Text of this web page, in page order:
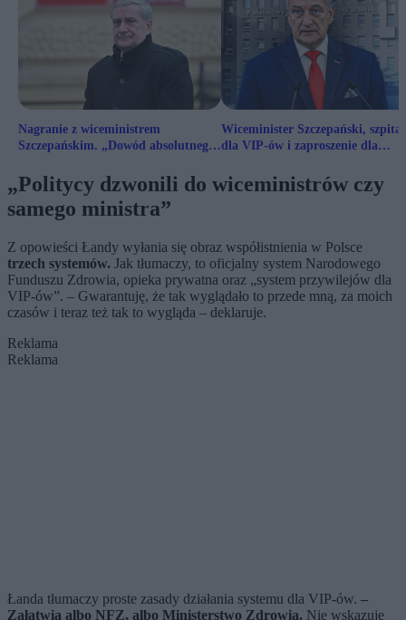
Nagranie z wiceministrem
Szczepańskim. „Dowód absolutnego
Wiceminister Szczepański, szpital
dla VIP-ów i zaproszenie dla
„Politycy dzwonili do wiceministrów czy
samego ministra”
Z opowieści Łandy wyłania się obraz współistnienia w Polsce
trzech systemów. Jak tłumaczy, to oficjalny system Narodowego
Funduszu Zdrowia, opieka prywatna oraz „system przywilejów dla
VIP-ów”. – Gwarantuję, że tak wyglądało to przede mną, za moich
czasów i teraz też tak to wygląda – deklaruje.
Reklama
Reklama
Łanda tłumaczy proste zasady działania systemu dla VIP-ów. –
Załatwia albo NFZ, albo Ministerstwo Zdrowia. Nie wskazuję